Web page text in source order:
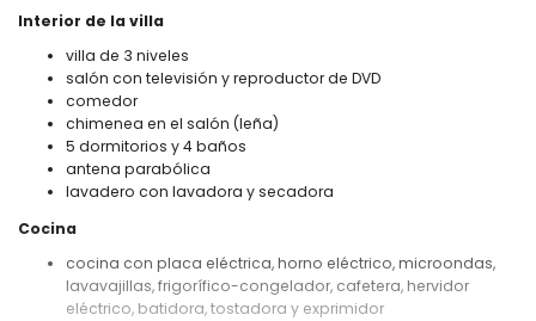
Interior de la villa
villa de 3 niveles
salón con televisión y reproductor de DVD
comedor
chimenea en el salón (leña)
5 dormitorios y 4 baños
antena parabólica
lavadero con lavadora y secadora
Cocina
cocina con placa eléctrica, horno eléctrico, microondas,
lavavajillas, frigorífico-congelador, cafetera, hervidor
eléctrico, batidora, tostadora y exprimidor